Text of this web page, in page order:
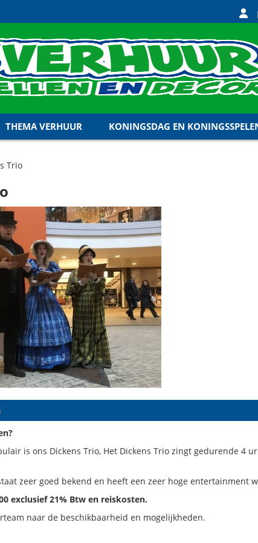
THEMA VERHUUR KONINGSDAG EN
Trio
is ons Dickens Trio, Het Dickens Trio zingt gedurende 4
zeer goed bekend en heeft een zeer hoge entertainment
exclusief 21% Btw en reiskosten.
naar de beschikbaarheid en mogelijkheden.